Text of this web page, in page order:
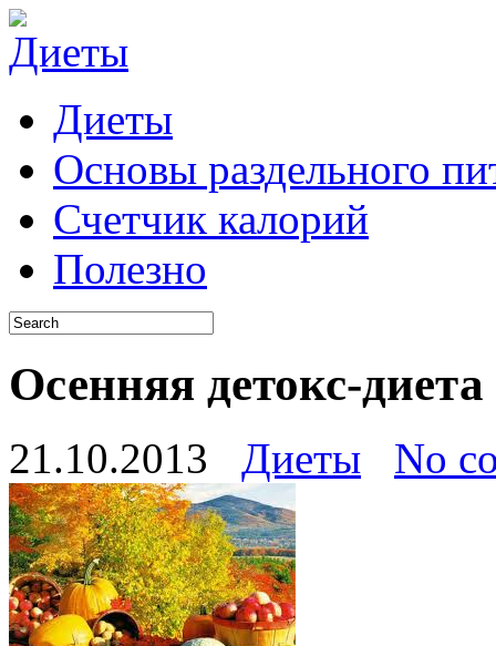
Диеты
Основы раздельного
Счетчик калорий
Полезно
Осенняя детокс-диета
21.10.2013 Диеты No